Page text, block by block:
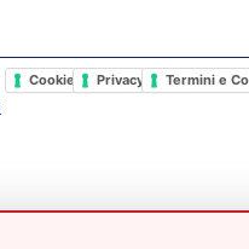
Cookie PolicyPrivacy PolicyTermini e